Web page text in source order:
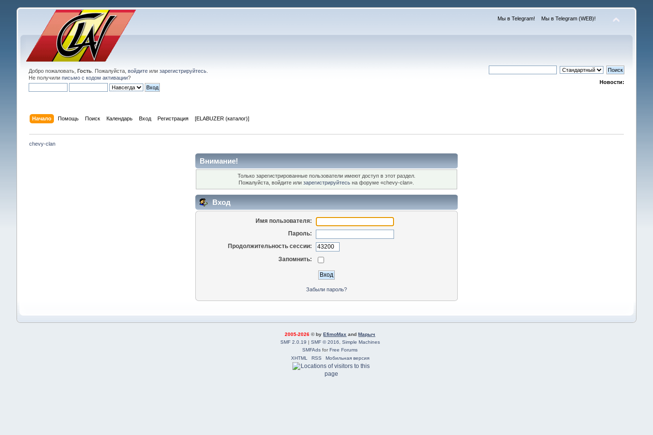
Мы в Telegram! Мы в Telegram (WEB)!
Добро пожаловать, Гость. Пожалуйста, войдитеили зарегистрируйтесь.
Не получили письмо с кодом активации?
Новости:
Начало Помощь Поиск Календарь Вход Регистрация [ELABUZER (каталог)]
chevy-clan
Внимание!
Только зарегистрированные пользователи имеют доступ в этот раздел.
Пожалуйста, войдите илизарегистрируйтесь на форуме «chevy-clan».
Вход
Имя пользователя:
Пароль:
Продолжительность сессии:
Запомнить:
Забыли пароль?
2005-2026 © byEfimoMax andМарыч
SMF 2.0.19 | SMF © 2016
Simple Machines
SMFAds forFree Forums
XHTML
RSS Мобильная версия